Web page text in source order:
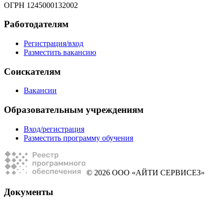
ОГРН 1245000132002
Работодателям
Регистрация/вход
Разместить вакансию
Соискателям
Вакансии
Образовательным учреждениям
Вход/регистрация
Разместить программу обучения
© 2026 ООО «АЙТИ СЕРВИСЕЗ»
Документы